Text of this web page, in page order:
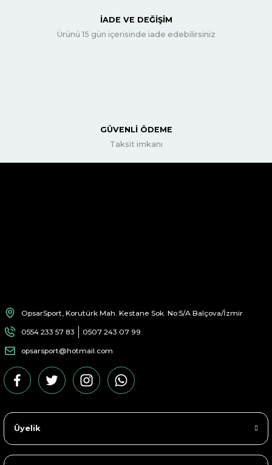
İADE VE DEĞİŞİM
Ürünü 15 gün içerisinde iade edebilirsiniz
GÜVENLİ ÖDEME
Taksit imkanı
OpsarSport, Korutürk Mah. Kestane Sok. No:5/A Balçova/İzmir
0554 233 57 83 0507 243 07 99
opsarsport@hotmail.com
Üyelik